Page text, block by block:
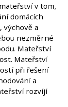
v tom,
domácích
výchově a
nezměrné
Mateřství
Mateřství
při řešení
a
rozvíjí